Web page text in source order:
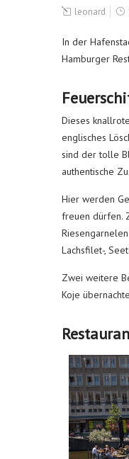
leonard
In der
Hamburger
Dieses
englisches
sind der tolle
authentische
Hier werden
freuen dürfen.
Lachsfilet-,
Zwei weitere
Koje